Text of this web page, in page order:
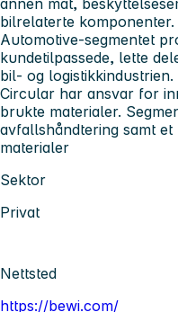
bilrelaterte komponenter.
Automotive‑segmentet
kundetilpassede, lette
bil‑ og logistikkindustrien.
Circular har ansvar for
brukte materialer.
avfallshåndtering samt
materialer
Sektor
Privat
Nettsted
https://bewi.com/